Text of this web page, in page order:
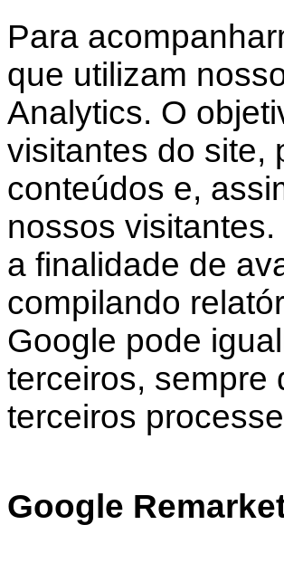
Para
que utilizam
Analytics. O
visitantes do site,
conteúdos e,
nossos
a finalidade de
compilando
Google pode
terceiros, sempre
terceiros
Google